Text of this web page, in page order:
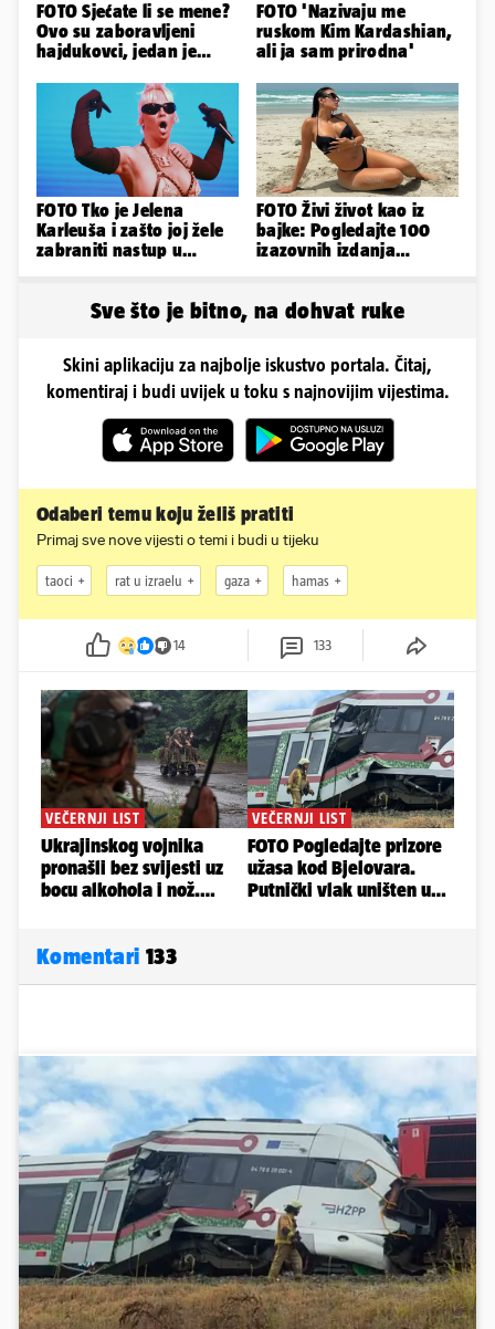
FOTO Sjećate li se mene?
Ovo su zaboravljeni
hajdukovci, jedan je
FOTO 'Nazivaju me
ruskom Kim Kardashian,
ali ja sam prirodna'
FOTO Tko je Jelena
Karleuša i zašto joj žele
zabraniti nastup u
FOTO Živi život kao iz
bajke: Pogledajte 100
izazovnih izdanja
Sve što je bitno, na dohvat ruke
Skini aplikaciju za najbolje iskustvo portala. Čitaj,
komentiraj i budi uvijek u toku s najnovijim vijestima.
Odaberi temu koju želiš pratiti
Primaj sve nove vijesti o temi i budi u tijeku
taoci rat u izraelu gaza hamas
14 133
Komentari 133